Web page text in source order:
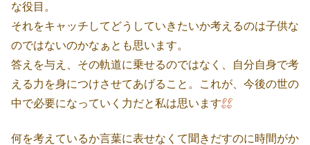
な役目。
それをキャッチしてどうしていきたいか考えるのは子供な
のではないのかなぁとも思います。
答えを与え、その軌道に乗せるのではなく、自分自身で考
える力を身につけさせてあげること。これが、今後の世の
中で必要になっていく力だと私は思います
何を考えているか言葉に表せなくて聞きだすのに時間がか